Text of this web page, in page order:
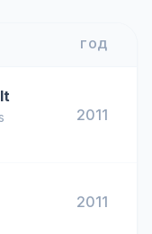
ГОД
2011
2011